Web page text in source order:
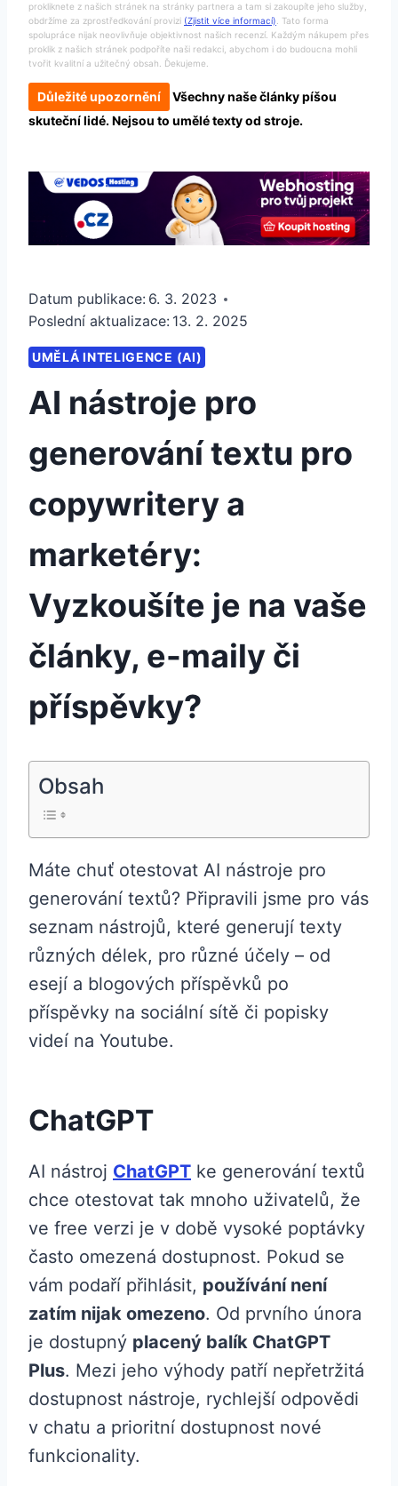
prokliknete z našich stránek na stránky partnera a tam si zakoupíte jeho služby,
obdržíme za zprostředkování provizi (Zjistit více informací) . Tato forma
spolupráce nijak neovlivňuje objektivnost našich recenzí. Každým nákupem přes
proklik z našich stránek podpoříte naši redakci, abychom i do budoucna mohli
tvořit kvalitní a užitečný obsah. Ďekujeme.
Důležité upozornění
Všechny naše články píšou
skuteční lidé. Nejsou to umělé texty od stroje.
Datum publikace: 6. 3. 2023
Poslední aktualizace: 13. 2. 2025
UMĚLÁ INTELIGENCE (AI)
AI nástroje pro
generování textu pro
copywritery a
marketéry:
Vyzkoušíte je na vaše
články, e-maily či
příspěvky?
Obsah
Máte chuť otestovat AI nástroje pro
generování textů? Připravili jsme pro vás
seznam nástrojů, které generují texty
různých délek, pro různé účely – od
esejí a blogových příspěvků po
příspěvky na sociální sítě či popisky
videí na Youtube.
ChatGPT
AI nástroj ChatGPT ke generování textů
chce otestovat tak mnoho uživatelů, že
ve free verzi je v době vysoké poptávky
často omezená dostupnost. Pokud se
vám podaří přihlásit, používání není
zatím nijak omezeno. Od prvního února
je dostupný placený balík ChatGPT
Plus. Mezi jeho výhody patří nepřetržitá
dostupnost nástroje, rychlejší odpovědi
v chatu a prioritní dostupnost nové
funkcionality.